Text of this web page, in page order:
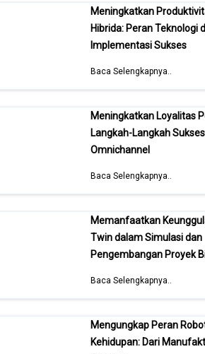
Meningkatkan
Hibrida: Peran Teknologi
Implementasi Sukses
Baca Selengkapnya..
Meningkatkan Loyalitas
Langkah-Langkah
Omnichannel
Baca Selengkapnya..
Memanfaatkan
Twin dalam Simulasi dan
Pengembangan Proyek
Baca Selengkapnya..
Mengungkap Peran
Kehidupan: Dari